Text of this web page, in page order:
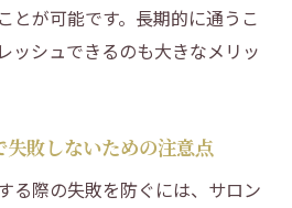
とが可能です。長期的に通うこ
ッシュできるのも大きなメリッ
敗しないための注意点
る際の失敗を防ぐには、サロン